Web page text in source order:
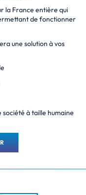
la France entière qui
de fonctionner
une solution à vos
société à taille humaine